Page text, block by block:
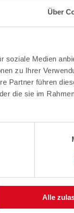
Über
soziale Medien
zu Ihrer
Partner führen
die sie im
Alle